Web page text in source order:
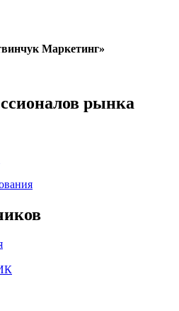
Маркетинг»
рынка